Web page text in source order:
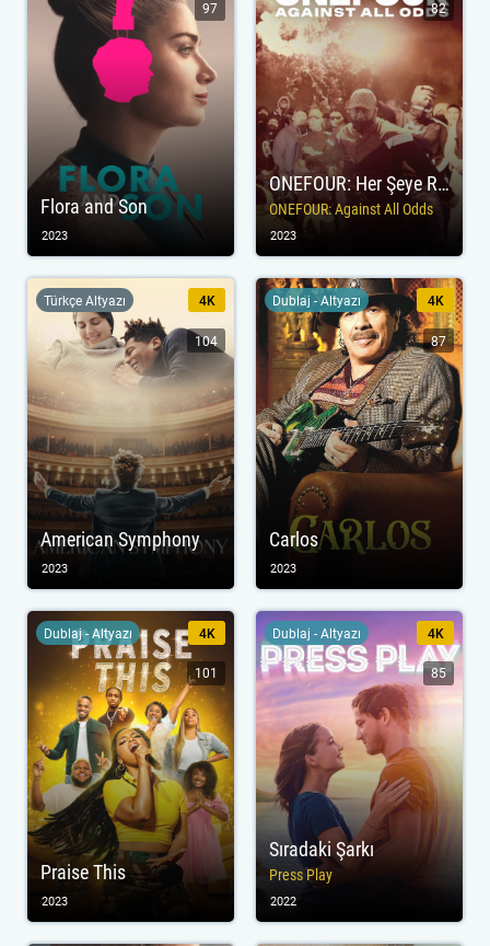
Flora and Son
97
2023
ONEFOUR: Her Şeye Rağmen
ONEFOUR: Against All Odds
82
2023
American Symphony
Türkçe Altyazı 4K
104
2023
Carlos
Dublaj - Altyazı 4K
87
2023
Praise This
Dublaj - Altyazı 4K
101
2023
Sıradaki Şarkı
Press Play
Dublaj - Altyazı 4K
85
2022